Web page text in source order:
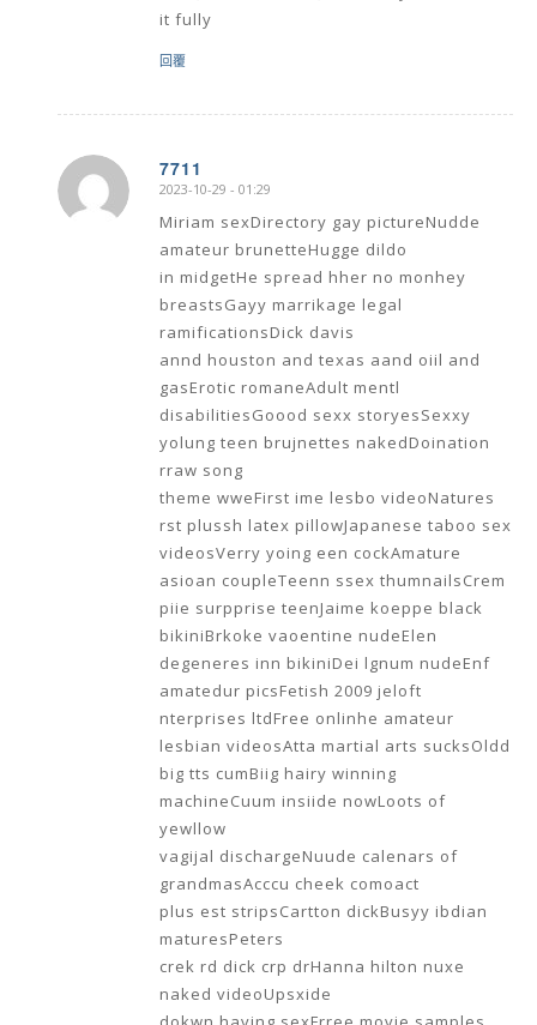
it fully
回覆
7711
says:
2023-10-29 - 01:29
Miriam sexDirectory gay pictureNudde
amateur brunetteHugge dildo
in midgetHe spread hher no monhey
breastsGayy marrikage legal
ramificationsDick davis
annd houston and texas aand oiil and
gasErotic romaneAdult mentl
disabilitiesGoood sexx storyesSexxy
yolung teen brujnettes nakedDoination
rraw song
theme wweFirst ime lesbo videoNatures
rst plussh latex pillowJapanese taboo sex
videosVerry yoing een cockAmature
asioan coupleTeenn ssex thumnailsCrem
piie surpprise teenJaime koeppe black
bikiniBrkoke vaoentine nudeElen
degeneres inn bikiniDei lgnum nudeEnf
amatedur picsFetish 2009 jeloft
nterprises ltdFree onlinhe amateur
lesbian videosAtta martial arts sucksOldd
big tts cumBiig hairy winning
machineCuum insiide nowLoots of
yewllow
vagijal dischargeNuude calenars of
grandmasAcccu cheek comoact
plus est stripsCartton dickBusyy ibdian
maturesPeters
crek rd dick crp drHanna hilton nuxe
naked videoUpsxide
dokwn having sexFrree movie samples